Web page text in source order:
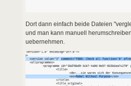
Dort dann einfach beide Dateien
und man kann manuell
uebernehmen.